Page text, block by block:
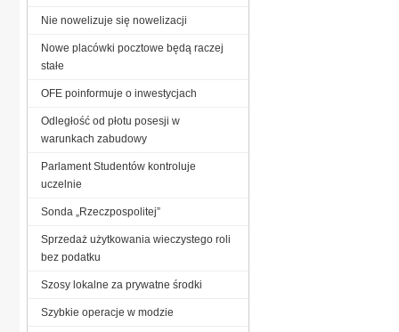
Nie nowelizuje się nowelizacji
Nowe placówki pocztowe będą raczej
stałe
OFE poinformuje o inwestycjach
Odległość od płotu posesji w
warunkach zabudowy
Parlament Studentów kontroluje
uczelnie
Sonda „Rzeczpospolitej”
Sprzedaż użytkowania wieczystego roli
bez podatku
Szosy lokalne za prywatne środki
Szybkie operacje w modzie